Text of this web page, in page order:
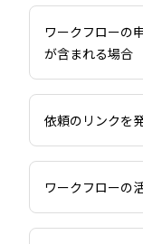
ワークフローの
が含まれる場合
依頼のリンクを
ワークフローの